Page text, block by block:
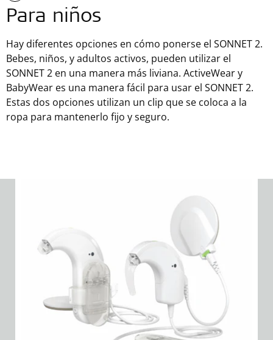
Para niños
Hay diferentes opciones en cómo ponerse el SONNET 2.
Bebes, niños, y adultos activos, pueden utilizar el
SONNET 2 en una manera más liviana. ActiveWear y
BabyWear es una manera fácil para usar el SONNET 2.
Estas dos opciones utilizan un clip que se coloca a la
ropa para mantenerlo fijo y seguro.